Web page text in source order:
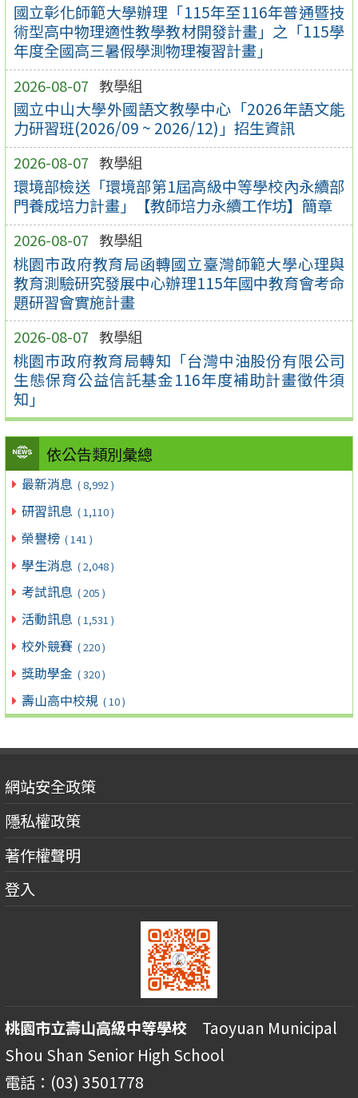
國立彰化師範大學辦理「115年至116年普通暨技
術型高中物理適性教學教材開發計畫」之「115學
年度全國高三暑假學測物理複習計畫」
2026-08-07 教學組
國立中山大學外國語文教學中心「2026年語文能
力研習班(2026/09 ~ 2026/12)」招生資訊
2026-08-07 教學組
環境部檢送「環境部第1屆高級中等學校內永續部
門養成培力計畫」【教師培力永續工作坊】簡章
2026-08-07 教學組
桃園市政府教育局函轉國立臺灣師範大學心理與
教育測驗研究發展中心辦理115年國中教育會考命
題研習會實施計畫
2026-08-07 教學組
桃園市政府教育局轉知「台灣中油股份有限公司
生態保育公益信託基金116年度補助計畫徵件須
知」
依公告類別彙總
最新消息 ( 8,992 )
研習訊息 ( 1,110 )
榮譽榜 ( 141 )
學生消息 ( 2,048 )
考試訊息 ( 205 )
活動訊息 ( 1,531 )
校外競賽 ( 220 )
獎助學金 ( 320 )
壽山高中校規 ( 10 )
網站安全政策
隱私權政策
著作權聲明
登入
桃園市立壽山高級中等學校 Taoyuan Municipal
Shou Shan Senior High School
電話：(03) 3501778